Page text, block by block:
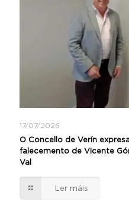
17/07/2026
O Concello de Verín
falecemento de Vicente
Val
Ler máis